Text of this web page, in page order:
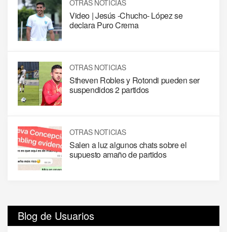
OTRAS NOTICIAS
Video | Jesús -Chucho- López se
declara Puro Crema
OTRAS NOTICIAS
Stheven Robles y Rotondi pueden ser
suspendidos 2 partidos
OTRAS NOTICIAS
Salen a luz algunos chats sobre el
supuesto amaño de partidos
Blog de Usuarios